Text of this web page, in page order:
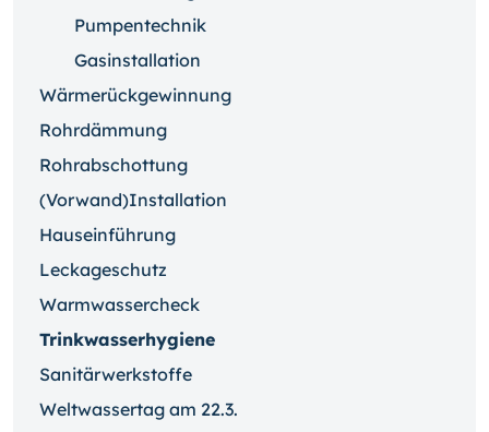
Pumpentechnik
Gasinstallation
Wärmerückgewinnung
Rohrdämmung
Rohrabschottung
(Vorwand)Installation
Hauseinführung
Leckageschutz
Warmwassercheck
Trinkwasserhygiene
Sanitärwerkstoffe
Weltwassertag am 22.3.